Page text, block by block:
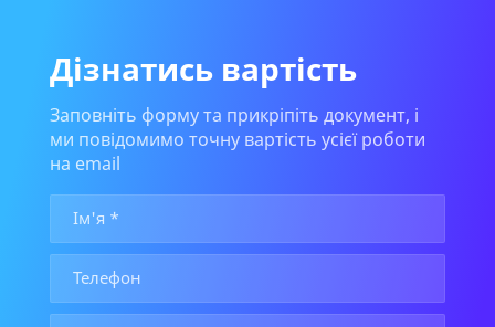
Дізнатись вартість
Заповніть форму та прикріпіть документ, і
ми повідомимо точну вартість усієї роботи
на email